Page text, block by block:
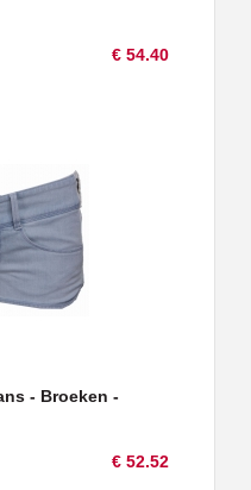
€ 54.40
- Broeken -
€ 52.52